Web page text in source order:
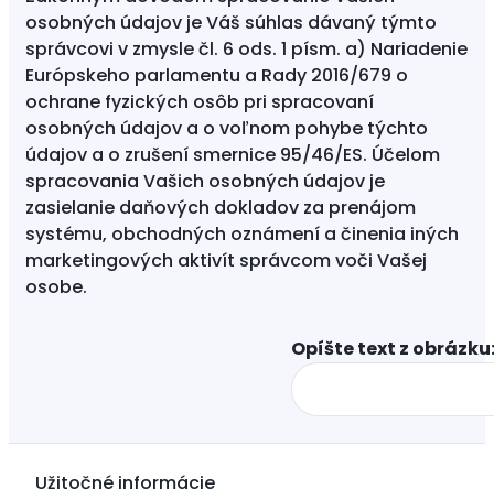
osobných údajov je Váš súhlas dávaný týmto
správcovi v zmysle čl. 6 ods. 1 písm. a) Nariadenie
Európskeho parlamentu a Rady 2016/679 o
ochrane fyzických osôb pri spracovaní
osobných údajov a o voľnom pohybe týchto
údajov a o zrušení smernice 95/46/ES. Účelom
spracovania Vašich osobných údajov je
zasielanie daňových dokladov za prenájom
systému, obchodných oznámení a činenia iných
marketingových aktivít správcom voči Vašej
osobe.
Opíšte text z
Užitočné informácie